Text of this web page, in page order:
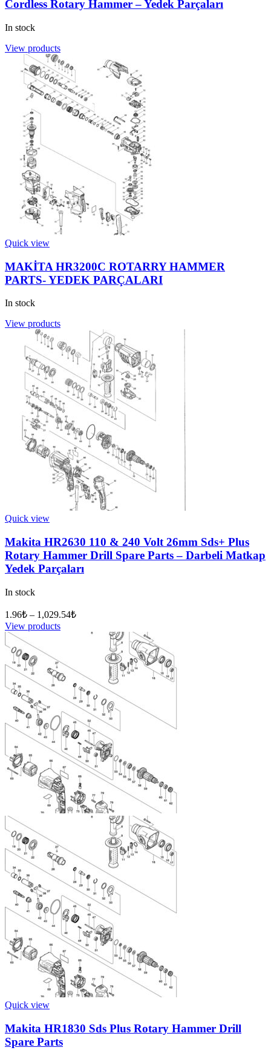
Cordless Rotary Hammer – Yedek Parçaları
In stock
View products
Quick view
MAKİTA HR3200C ROTARRY HAMMER
PARTS- YEDEK PARÇALARI
In stock
View products
Quick view
Makita HR2630 110 & 240 Volt 26mm Sds+ Plus
Rotary Hammer Drill Spare Parts – Darbeli Matkap
Yedek Parçaları
In stock
1.96₺ – 1,029.54₺
View products
Quick view
Makita HR1830 Sds Plus Rotary Hammer Drill
Spare Parts